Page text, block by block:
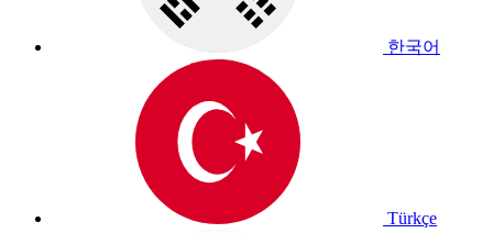
한국어
Türkçe